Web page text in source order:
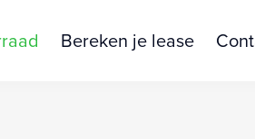
Bereken je lease